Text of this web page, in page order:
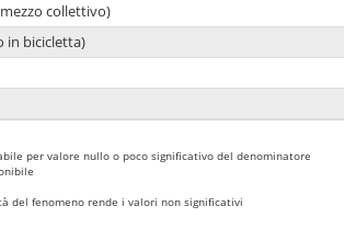
collettivo)
in bicicletta)
per valore nullo o poco significativo del denominatore
del fenomeno rende i valori non significativi